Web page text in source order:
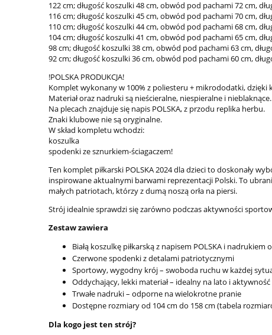
122 cm; długość koszulki 48 cm, obwód pod pachami 72 cm,
116 cm; długość koszulki 45 cm, obwód pod pachami 70 cm,
110 cm; długość koszulki 44 cm, obwód pod pachami 68 cm,
104 cm; długość koszulki 41 cm, obwód pod pachami 65 cm,
98 cm; długość koszulki 38 cm, obwód pod pachami 63 cm,
92 cm; długość koszulki 36 cm, obwód pod pachami 60 cm,
!POLSKA PRODUKCJA!
Komplet wykonany w 100% z poliesteru + mikrododatki,
Materiał oraz nadruki są nieścieralne, niespieralne i nieblaknące.
Na plecach znajduje się napis POLSKA, z przodu replika herbu.
Znaki klubowe nie są oryginalne.
W skład kompletu wchodzi:
koszulka
spodenki ze sznurkiem-ściagaczem!
Ten komplet piłkarski POLSKA 2024 dla dzieci to doskonały
inspirowane aktualnymi barwami reprezentacji Polski. To
małych patriotach, którzy z dumą noszą orła na piersi.
Strój idealnie sprawdzi się zarówno podczas aktywności
Zestaw zawiera
Białą koszulkę piłkarską z napisem POLSKA i nadrukiem
Czerwone spodenki z detalami patriotycznymi
Sportowy, wygodny krój – swoboda ruchu w każdej
Oddychający, lekki materiał – idealny na lato i
Trwałe nadruki – odporne na wielokrotne pranie
Dostępne rozmiary od 104 cm do 158 cm (tabela
Dla kogo jest ten strój?